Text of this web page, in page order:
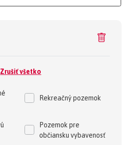
Zrušiť všetko
Rekreačný pozemok
Pozemok pre
občiansku vybavenosť